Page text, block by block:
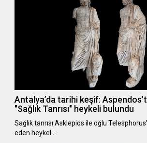
Antalya’da tarihi keşif:
"Sağlık Tanrısı" heykeli bulundu
Sağlık tanrısı Asklepios ile oğlu
eden heykel …